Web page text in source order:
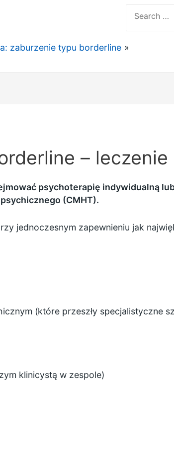
for:
zaburzenie typu borderline
– leczenie
psychoterapię indywidualną
(CMHT).
jednoczesnym zapewnieniu jak
(które przeszły specjalistyczne
klinicystą w zespole)